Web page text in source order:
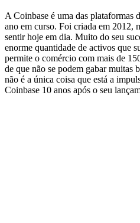
A Coinbase é uma das plataformas
ano em curso. Foi criada em 2012,
sentir hoje em dia. Muito do seu
enorme quantidade de activos que
permite o comércio com mais de
de que não se podem gabar muitas
não é a única coisa que está a
Coinbase 10 anos após o seu